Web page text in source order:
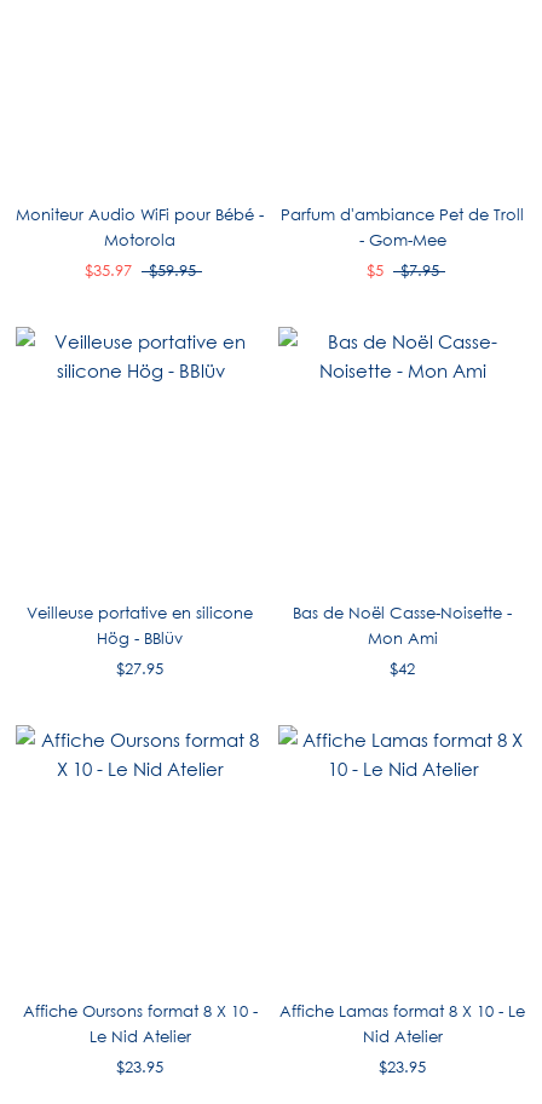
Moniteur Audio WiFi pour Bébé -
Motorola
$35.97
$59.95
Parfum d'ambiance Pet de Troll
- Gom-Mee
$5
$7.95
Veilleuse portative en silicone
Hög - BBlüv
$27.95
Bas de Noël Casse-Noisette -
Mon Ami
$42
Affiche Oursons format 8 X 10 -
Le Nid Atelier
$23.95
Affiche Lamas format 8 X 10 - Le
Nid Atelier
$23.95